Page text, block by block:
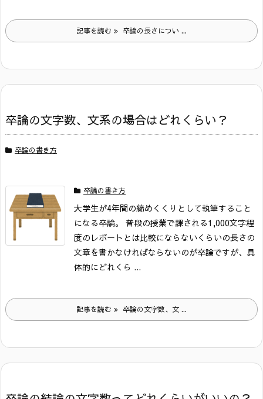
記事を読む 卒論の長さについ ...
卒論の文字数、文系の場合はどれくらい？
卒論の書き方
卒論の書き方
大学生が4年間の締めくくりとして執筆すること
になる卒論。
普段の授業で課される1,000文字程
度のレポートとは比較にならないくらいの長さの
文章を書かなければならないのが卒論ですが、具
体的にどれくら ...
記事を読む 卒論の文字数、文 ...